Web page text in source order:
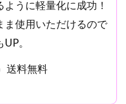
うに軽量化に成功！
ま使用いただけるので
。
送料無料